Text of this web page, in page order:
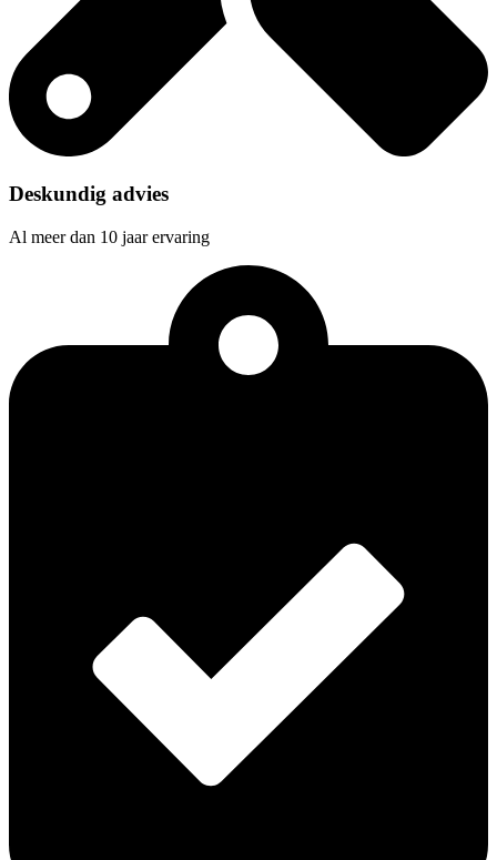
Deskundig advies
Al meer dan 10 jaar ervaring